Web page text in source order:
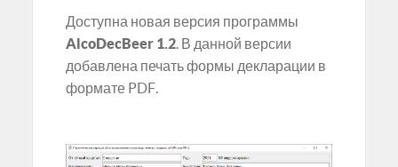
Доступна новая версия программы
AlcoDecBeer 1.2. В данной версии
добавлена печать формы декларации в
формате PDF.